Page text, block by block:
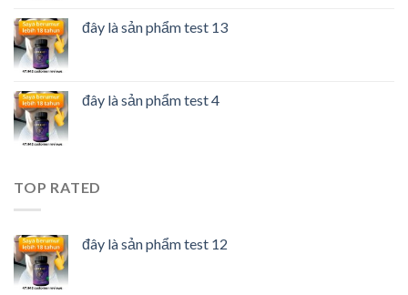
đây là sản phẩm test 13
đây là sản phẩm test 4
TOP RATED
đây là sản phẩm test 12